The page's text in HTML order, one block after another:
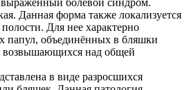
Данная форма также локализуется
Для нее характерно
папул, объединённых в бляшки
возвышающихся над общей
в виде разросшихся